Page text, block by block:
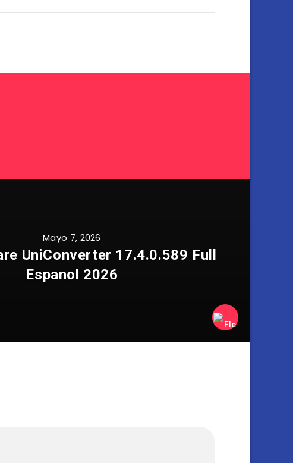
Mayo 7, 2026
UniConverter 17.4.0.589 Full
Espanol 2026